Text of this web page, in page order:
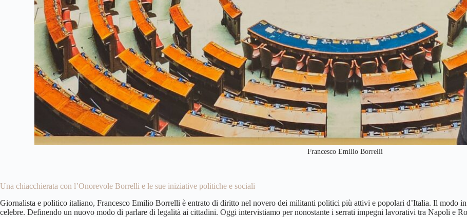
Francesco Emilio Borrelli
Una chiacchierata con l’Onorevole Borrelli e le sue iniziative politiche e sociali
Giornalista e politico italiano, Francesco Emilio Borrelli è entrato di diritto nel novero dei militanti politici più attivi e popolari d’Italia. Il modo
celebre. Definendo un nuovo modo di parlare di legalità ai cittadini. Oggi intervistiamo per nonostante i serrati impegni lavorativi tra Napoli e